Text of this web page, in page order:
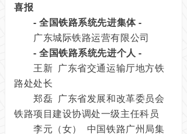
喜报
- 全国铁路系统先进集体 -
广东城际铁路运营有限公司
- 全国铁路系统先进个人 -
王新 广东省交通运输厅地方铁
路处处长
郑磊 广东省发展和改革委员会
铁路项目建设协调处一级主任科员
李元（女） 中国铁路广州局集